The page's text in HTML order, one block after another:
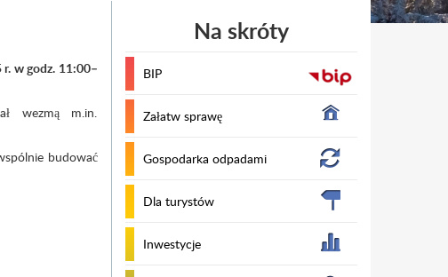
w godz. 11:00–
wezmą m.in.
budować
Na skróty
BIP
Załatw sprawę
Gospodarka odpadami
Dla turystów
Inwestycje